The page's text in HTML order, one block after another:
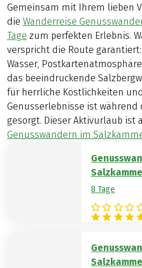
Gemeinsam mit Ihrem lieben
die Wanderreise
Tage zum perfekten Erlebnis.
verspricht die Route
Wasser,
das beeindruckende
für herrliche Köstlichkeiten
Genusserlebnisse ist während
gesorgt. Dieser Aktivurlaub ist
Genusswandern im
8 Tage